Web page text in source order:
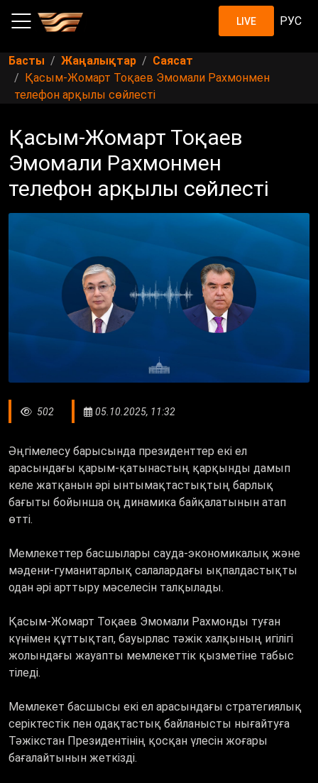
LIVE РУС
Басты Жаңалықтар
Саясат
Қасым-Жомарт Тоқаев Эмомали Рахмонмен
телефон арқылы сөйлесті
Қасым-Жомарт Тоқаев
Эмомали Рахмонмен
телефон арқылы сөйлесті
502 05.10.2025, 11:32
Әңгімелесу барысында президенттер екі ел
арасындағы қарым-қатынастың қарқынды дамып
келе жатқанын әрі ынтымақтастықтың барлық
бағыты бойынша оң динамика байқалатынын атап
өтті.
Мемлекеттер басшылары сауда-экономикалық және
мәдени-гуманитарлық салалардағы ықпалдастықты
одан әрі арттыру мәселесін талқылады.
Қасым-Жомарт Тоқаев Эмомали Рахмонды туған
күнімен құттықтап, бауырлас тәжік халқының игілігі
жолындағы жауапты мемлекеттік қызметіне табыс
тіледі.
Мемлекет басшысы екі ел арасындағы стратегиялық
серіктестік пен одақтастық байланысты нығайтуға
Тәжікстан Президентінің қосқан үлесін жоғары
бағалайтынын жеткізді.